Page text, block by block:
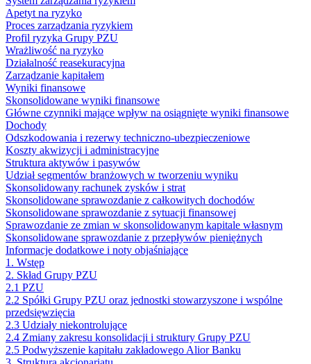
Apetyt na ryzyko
Proces zarządzania ryzykiem
Profil ryzyka Grupy PZU
Wrażliwość na ryzyko
Działalność reasekuracyjna
Zarządzanie kapitałem
Wyniki finansowe
Skonsolidowane wyniki finansowe
Główne czynniki mające wpływ na osiągnięte wyniki finansowe
Dochody
Odszkodowania i rezerwy techniczno-ubezpieczeniowe
Koszty akwizycji i administracyjne
Struktura aktywów i pasywów
Udział segmentów branżowych w tworzeniu wyniku
Skonsolidowany rachunek zysków i strat
Skonsolidowane sprawozdanie z całkowitych dochodów
Skonsolidowane sprawozdanie z sytuacji finansowej
Sprawozdanie ze zmian w skonsolidowanym kapitale własnym
Skonsolidowane sprawozdanie z przepływów pieniężnych
Informacje dodatkowe i noty objaśniające
1. Wstęp
2. Skład Grupy PZU
2.1 PZU
2.2 Spółki Grupy PZU oraz jednostki stowarzyszone i wspólne
przedsięwzięcia
2.3 Udziały niekontrolujące
2.4 Zmiany zakresu konsolidacji i struktury Grupy PZU
2.5 Podwyższenie kapitału zakładowego Alior Banku